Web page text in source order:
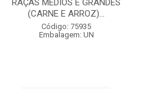
RAÇAS MÉDIOS E GRANDES
(CARNE E ARROZ)...
Código: 75935
Embalagem: UN